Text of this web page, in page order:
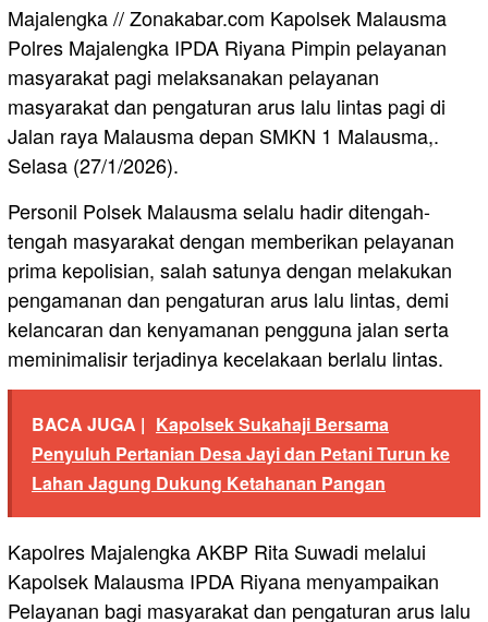
Majalengka // Zonakabar.com Kapolsek Malausma
Polres Majalengka IPDA Riyana Pimpin pelayanan
masyarakat pagi melaksanakan pelayanan
masyarakat dan pengaturan arus lalu lintas pagi di
Jalan raya Malausma depan SMKN 1 Malausma,.
Selasa (27/1/2026).
Personil Polsek Malausma selalu hadir ditengah-
tengah masyarakat dengan memberikan pelayanan
prima kepolisian, salah satunya dengan melakukan
pengamanan dan pengaturan arus lalu lintas, demi
kelancaran dan kenyamanan pengguna jalan serta
meminimalisir terjadinya kecelakaan berlalu lintas.
BACA JUGA | Kapolsek Sukahaji Bersama
Penyuluh Pertanian Desa Jayi dan Petani Turun ke
Lahan Jagung Dukung Ketahanan Pangan
Kapolres Majalengka AKBP Rita Suwadi melalui
Kapolsek Malausma IPDA Riyana menyampaikan
Pelayanan bagi masyarakat dan pengaturan arus lalu